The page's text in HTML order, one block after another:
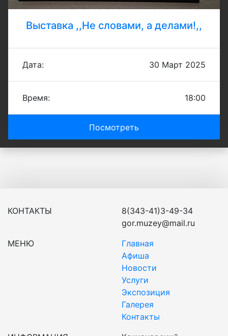
Выставка ,,Не словами, а делами!,,
Дата: 30 Март 2025
Время: 18:00
Посмотреть
КОНТАКТЫ
8(343-41)3-49-34
gor.muzey@mail.ru
МЕНЮ
Главная
Афиша
Новости
Услуги
Экспозиция
Галерея
Контакты